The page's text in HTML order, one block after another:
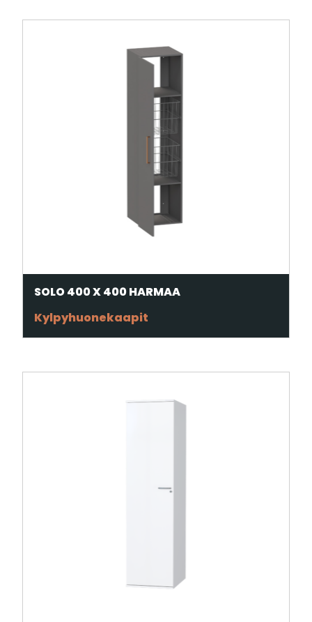
SOLO 400 X 400 HARMAA
Kylpyhuonekaapit